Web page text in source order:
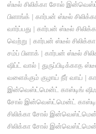
ஸ்டீல் சிலிக்கா சோல்
பிளாங்க் | கார்பன் ஸ்டீல்
வார்ப்பது | கார்பன் ஸ்டீல்
வெற்று | கார்பன் ஸ்டீல்
சம்ப் பிளாக் | கார்பன் ஸ்டீல்
ஷிப்ட் வால் | துருப்பிடிக்காத
வளைக்கும் குழாய் நீர் வாய் |
இன்வெஸ்ட்மென்ட் காஸ்டிங்
சோல் இன்வெஸ்ட்மென்ட் காஸ்டிங்
சிலிக்கா சோல் இன்வெஸ்ட்மென்ட்
சிலிக்கா சோல்